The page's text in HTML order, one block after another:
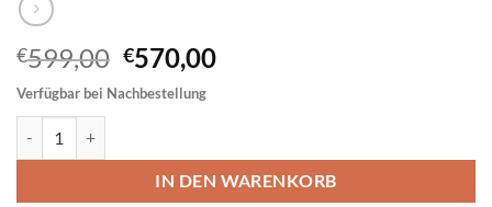
€599,00 Ursprünglicher
Preis
war:
€570,00Aktueller
Verfügbar bei Nachbestellung
IN DEN WARENKORB